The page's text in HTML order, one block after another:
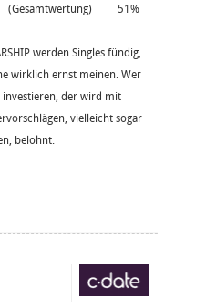
(Gesamtwertung)
51%
werden Singles fündig,
wirklich ernst meinen. Wer
investieren, der wird mit
vielleicht sogar
belohnt.